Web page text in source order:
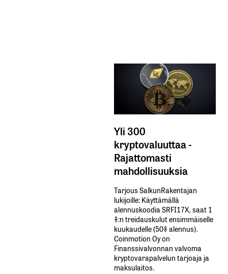
Yli 300
kryptovaluuttaa -
Rajattomasti
mahdollisuuksia
Tarjous SalkunRakentajan
lukijoille: Käyttämällä​ ​
alennuskoodia​ ​SRFI17X,​ ​saat​ ​1
%:n treidauskulut​ ​ensimmäiselle​ ​
kuukaudelle​ ​(50%​ ​alennus).
Coinmotion Oy on
Finanssivalvonnan valvoma
kryptovarapalvelun tarjoaja ja
maksulaitos.